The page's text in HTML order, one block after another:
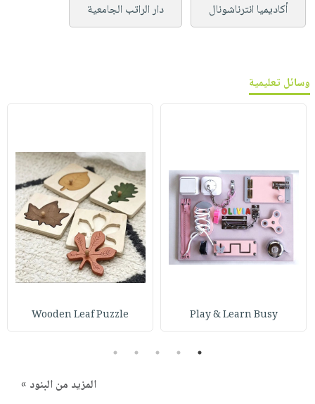
أكاديميا انترناشونال دار الراتب الجامعية
وسائل تعليمية
Play & Learn Busy
Wooden Leaf Puzzle
1
2
3
4
5
المزيد من البنود »